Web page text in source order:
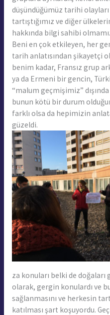
düşündüğümüz tarihi olayları
tartıştığımız ve diğer
hakkında bilgi sahibi
Beni en çok etkileyen, her
tarih anlatısından şikayetçi
benim kadar, Fransız grup
ya da Ermeni bir gencin,
“malum geçmişimiz”
bunun kötü bir durum
farklı olsa da hepimizin
güzeldi.
za konuları belki de doğaları
olarak, gergin konulardı ve
sağlanmasını ve herkesin
katılması şart koşuyordu.